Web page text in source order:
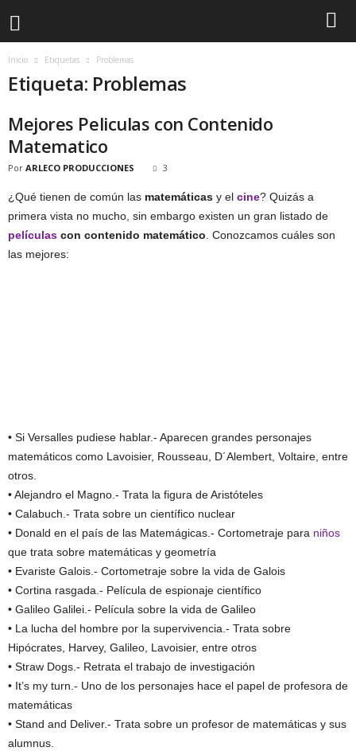
Inicio Etiquetas Problemas
Etiqueta: Problemas
Mejores Peliculas con Contenido
Matematico
Por ARLECO PRODUCCIONES 3
¿Qué tienen de común las matemáticas y el cine? Quizás a
primera vista no mucho, sin embargo existen un gran listado de
películas con contenido matemático . Conozcamos cuáles son
las mejores:
• Si Versalles pudiese hablar.- Aparecen grandes personajes
matemáticos como Lavoisier, Rousseau, D´Alembert, Voltaire, entre
otros.
• Alejandro el Magno.- Trata la figura de Aristóteles
• Calabuch.- Trata sobre un científico nuclear
• Donald en el país de las Matemágicas.- Cortometraje para niños
que trata sobre matemáticas y geometría
• Evariste Galois.- Cortometraje sobre la vida de Galois
• Cortina rasgada.- Película de espionaje científico
• Galileo Galilei.- Película sobre la vida de Galileo
• La lucha del hombre por la supervivencia.- Trata sobre
Hipócrates, Harvey, Galileo, Lavoisier, entre otros
• Straw Dogs.- Retrata el trabajo de investigación
• It’s my turn.- Uno de los personajes hace el papel de profesora de
matemáticas
• Stand and Deliver.- Trata sobre un profesor de matemáticas y sus
alumnus.